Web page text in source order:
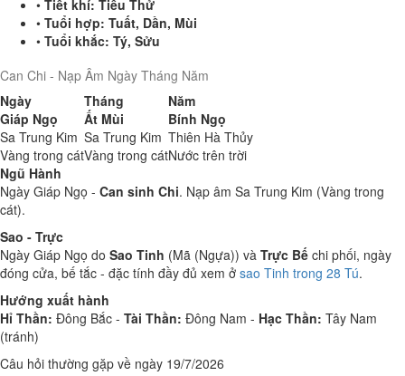
• Tiết khí: Tiểu Thử
• Tuổi hợp: Tuất, Dần, Mùi
• Tuổi khắc: Tý, Sửu
Can Chi - Nạp Âm Ngày Tháng Năm
Ngày
Tháng
Năm
Giáp Ngọ
Ất Mùi
Bính Ngọ
Sa Trung Kim Sa Trung Kim Thiên Hà Thủy
Vàng trong cátVàng trong cátNước trên trời
Ngũ Hành
Ngày Giáp Ngọ - Can sinh Chi. Nạp âm Sa Trung Kim (Vàng trong
cát).
Sao - Trực
Ngày Giáp Ngọ do Sao Tinh (Mã (Ngựa)) và Trực Bế chi phối, ngày
đóng cửa, bế tắc - đặc tính đầy đủ xem ở sao Tinh trong 28 Tú.
Hướng xuất hành
Hỉ Thần: Đông Bắc - Tài Thần: Đông Nam - Hạc Thần: Tây Nam
(tránh)
Câu hỏi thường gặp về ngày 19/7/2026